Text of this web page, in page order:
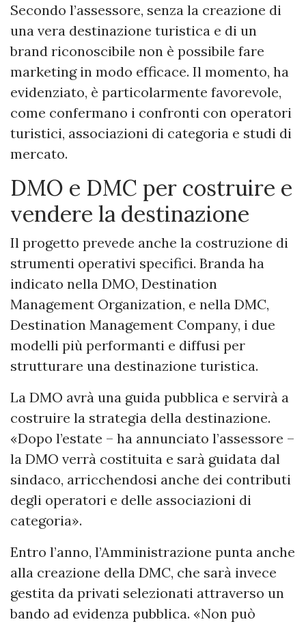
Secondo l’assessore, senza la creazione di
una vera destinazione turistica e di un
brand riconoscibile non è possibile fare
marketing in modo efficace. Il momento, ha
evidenziato, è particolarmente favorevole,
come confermano i confronti con operatori
turistici, associazioni di categoria e studi di
mercato.
DMO e DMC per costruire e
vendere la destinazione
Il progetto prevede anche la costruzione di
strumenti operativi specifici. Branda ha
indicato nella DMO, Destination
Management Organization, e nella DMC,
Destination Management Company, i due
modelli più performanti e diffusi per
strutturare una destinazione turistica.
La DMO avrà una guida pubblica e servirà a
costruire la strategia della destinazione.
«Dopo l’estate – ha annunciato l’assessore –
la DMO verrà costituita e sarà guidata dal
sindaco, arricchendosi anche dei contributi
degli operatori e delle associazioni di
categoria».
Entro l’anno, l’Amministrazione punta anche
alla creazione della DMC, che sarà invece
gestita da privati selezionati attraverso un
bando ad evidenza pubblica. «Non può